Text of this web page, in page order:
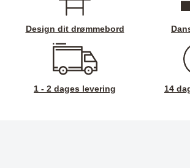
Design dit drømmebord
1 - 2 dages levering 14